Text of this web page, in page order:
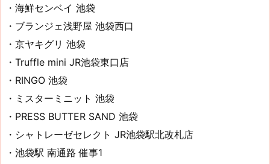
・海鮮センベイ 池袋
・ブランジェ浅野屋 池袋西口
・京ヤキグリ 池袋
・Truffle mini JR池袋東口店
・RINGO 池袋
・ミスターミニット 池袋
・PRESS BUTTER SAND 池袋
・シャトレーゼセレクト JR池袋駅北改札店
・池袋駅 南通路 催事1